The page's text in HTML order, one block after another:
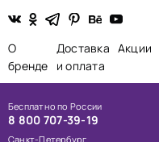
О
бренде
Доставка
и оплата
Акции
8 800 707-39-19
Бесплатно по России
Санкт-Петербург